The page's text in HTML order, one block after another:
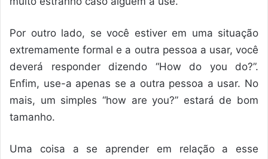
Por outro lado, se você estiver em uma situação
extremamente formal e a outra pessoa a usar, você
deverá responder dizendo “How do you do?”.
Enfim, use-a apenas se a outra pessoa a usar. No
mais, um simples “how are you?” estará de bom
tamanho.
Uma coisa a se aprender em relação a esse